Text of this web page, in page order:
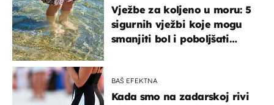
Vježbe za koljeno u moru: 5
sigurnih vježbi koje mogu
smanjiti bol i poboljšati
BAŠ EFEKTNA
Kada smo na zadarskoj rivi